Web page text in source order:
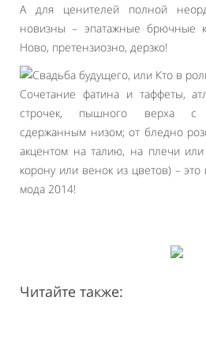
А для ценителей полной
новизны – эпатажные брючные
Ново, претензиозно, дерзко!
Сочетание фатина и таффеты,
строчек, пышного верха с
сдержанным низом; от бледно
акцентом на талию, на плечи или
корону или венок из цветов) – это
мода 2014!
Читайте также: